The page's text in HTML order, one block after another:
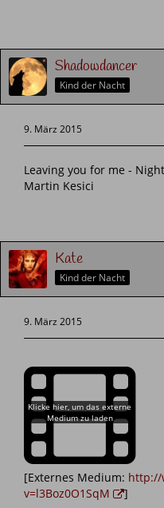
Shadowdancer
Kind der Nacht
9. März 2015
Leaving you for me -
Martin Kesici
Kate
Kind der Nacht
9. März 2015
[Externes Medium: http://
v=l3Boz0O1SqM
]